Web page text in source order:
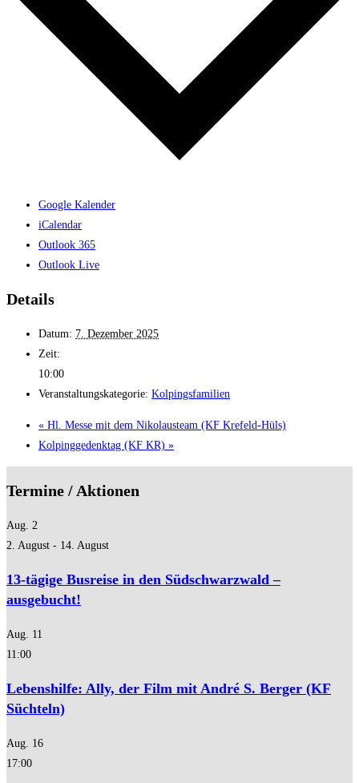
Google Kalender
iCalendar
Outlook 365
Outlook Live
Details
Datum: 7. Dezember 2025
Zeit:
10:00
Veranstaltungskategorie: Kolpingsfamilien
« Hl. Messe mit dem Nikolausteam (KF Krefeld-Hüls)
Kolpinggedenktag (KF KR) »
Termine / Aktionen
Aug. 2
2. August - 14. August
13-tägige Busreise in den Südschwarzwald –
ausgebucht!
Aug. 11
11:00
Lebenshilfe: Ally, der Film mit André S. Berger (KF
Süchteln)
Aug. 16
17:00